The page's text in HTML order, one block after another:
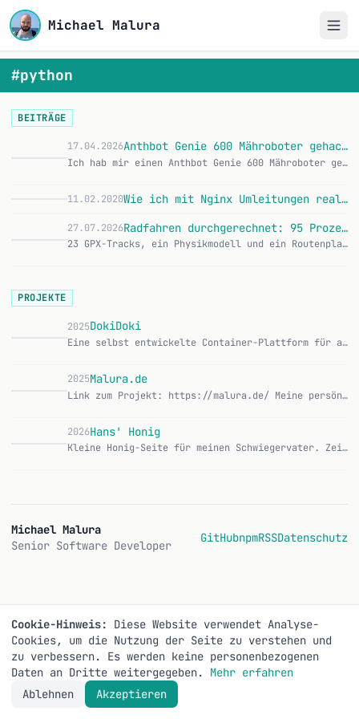
Michael Malura
#python
BEITRÄGE
17.04.2026 Anthbot Genie 600 Mähroboter gehackt - hardcodierte AWS-Keys und PIN im Klartext
Ich hab mir einen Anthbot Genie 600 Mähroboter gekauft und wollte wissen was der so treibt. Nach ein paar Stunden nmap, tcpdump und Python-Scripting hatte ich Z…
11.02.2020 Wie ich mit Nginx Umleitungen realisiere und mit Python teste
27.07.2026 Radfahren durchgerechnet: 95 Prozent Grundumsatz und eine Route mit 0 km neuer Strecke
23 GPX-Tracks, ein Physikmodell und ein Routenplaner, der mir erst eine Runde ohne einen einzigen neuen Kilometer vorgeschlagen hat. Was beim Durchrechnen meine…
PROJEKTE
2025DokiDoki
Eine selbst entwickelte Container-Plattform für automatisches Deployment von Web-Anwendungen. DokiDoki ermöglicht es, Git-Repositories mit wenigen Klicks zu dep…
2025Malura.de
Link zum Projekt: https://malura.de/ Meine persönliche Website und Portfolio. Ursprünglich ein statischer Site-Generator, mittlerweile eine dynamische Flask-Anw…
2026Hans' Honig
Kleine Honig-Seite für meinen Schwiegervater. Zeigt, ob gerade Honig da ist, was ein Glas kostet und wie man ihn erreicht. Hans imkert in Bad Schussenried und g…
Michael Malura
Senior Software Developer
GitHubnpmRSSDatenschutz
Cookie-Hinweis:
Diese Website verwendet Analyse-
Cookies, um die Nutzung der Seite zu verstehen und
zu verbessern. Es werden keine personenbezogenen
Daten an Dritte weitergegeben. Mehr erfahren
Ablehnen
Akzeptieren